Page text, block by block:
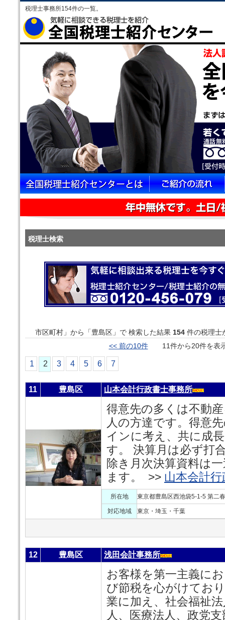
税理士事務所154件の一覧。
税理士検索
市区町村」から「豊島区」で 検索した結果 154 件の税理士
<< 前の10件11件から20件を
1 2 3 4 5 6 7
11 豊島区 山本会計行政書士事務所
得意先の多くは不動
人の方達です。得意
インに考え、共に成
す。 決算月は必ず打
除き月次決算資料は
ます。 >> 山本会計
所在地 東京都豊島区西池袋5-1-5 第二
対応地域 東京・埼玉・千葉
12 豊島区 浅田会計事務所
お客様を第一主義に
び節税を心がけてお
業に加え、社会福祉
人、医療法人、政党